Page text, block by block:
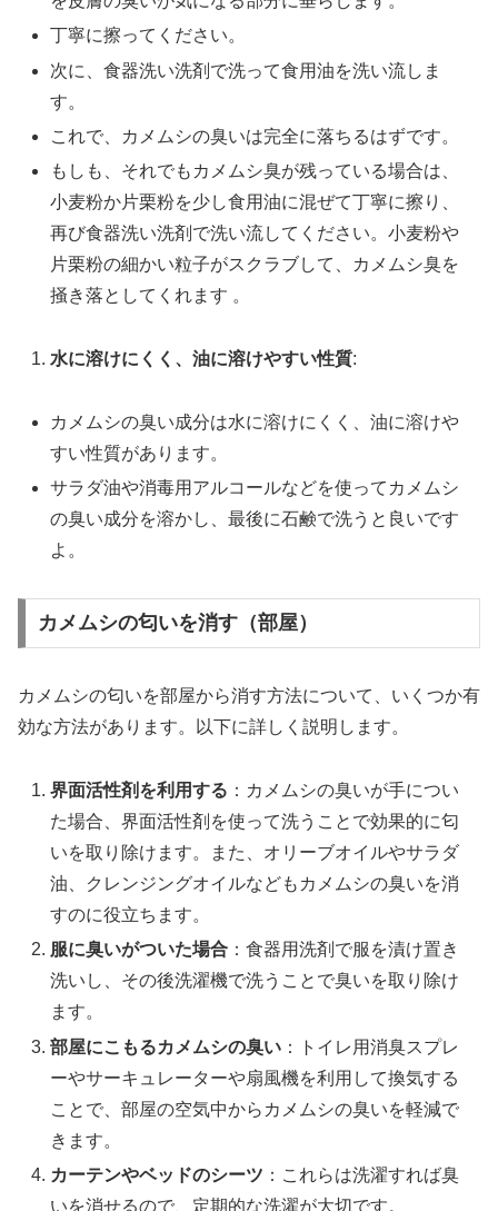
丁寧に擦ってください。
次に、食器洗い洗剤で洗って食用油を洗い流しま
す。
これで、カメムシの臭いは完全に落ちるはずです。
もしも、それでもカメムシ臭が残っている場合は、
小麦粉か片栗粉を少し食用油に混ぜて丁寧に擦り、
再び食器洗い洗剤で洗い流してください。小麦粉や
片栗粉の細かい粒子がスクラブして、カメムシ臭を
掻き落としてくれます 。
水に溶けにくく、油に溶けやすい性質:
カメムシの臭い成分は水に溶けにくく、油に溶けや
すい性質があります。
サラダ油や消毒用アルコールなどを使ってカメムシ
の臭い成分を溶かし、最後に石鹸で洗うと良いです
よ。
カメムシの匂いを消す（部屋）
カメムシの匂いを部屋から消す方法について、いくつか有
効な方法があります。以下に詳しく説明します。
界面活性剤を利用する ：カメムシの臭いが手につい
た場合、界面活性剤を使って洗うことで効果的に匂
いを取り除けます。また、オリーブオイルやサラダ
油、クレンジングオイルなどもカメムシの臭いを消
すのに役立ちます。
服に臭いがついた場合 ：食器用洗剤で服を漬け置き
洗いし、その後洗濯機で洗うことで臭いを取り除け
ます。
部屋にこもるカメムシの臭い ：トイレ用消臭スプレ
ーやサーキュレーターや扇風機を利用して換気する
ことで、部屋の空気中からカメムシの臭いを軽減で
きます。
カーテンやベッドのシーツ ：これらは洗濯すれば臭
いを消せるので、定期的な洗濯が大切です。